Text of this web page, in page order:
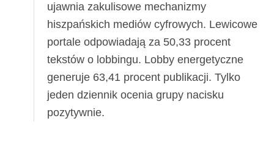
ujawnia zakulisowe mechanizmy
hiszpańskich mediów cyfrowych. Lewicowe
portale odpowiadają za 50,33 procent
tekstów o lobbingu. Lobby energetyczne
generuje 63,41 procent publikacji. Tylko
jeden dziennik ocenia grupy nacisku
pozytywnie.